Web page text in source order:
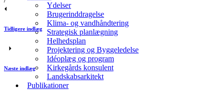
Ydelser
Brugerinddragelse
Klima- og vandhåndtering
Strategisk planlægning
Helhedsplan
Projektering og Byggeledelse
Idéoplæg og program
Kirkegårds konsulent
Landskabsarkitekt
Publikationer
Tidligere indlæg
Næste indlæg